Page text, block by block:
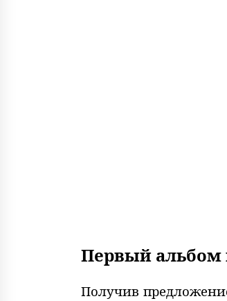
Первый
Получив